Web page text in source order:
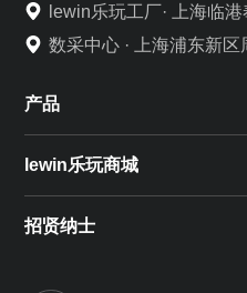
lewin乐玩工厂· 上海临
数采中心 · 上海浦东新
产品
lewin乐玩商城
招贤纳士